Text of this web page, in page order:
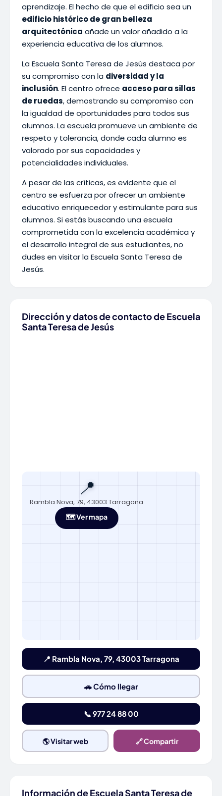
aprendizaje. El hecho de que el edificio sea un
edificio histórico de gran belleza
arquitectónica añade un valor añadido a la
experiencia educativa de los alumnos.
La Escuela Santa Teresa de Jesús destaca por
su compromiso con la diversidad y la
inclusión. El centro ofrece acceso para sillas
de ruedas, demostrando su compromiso con
la igualdad de oportunidades para todos sus
alumnos. La escuela promueve un ambiente de
respeto y tolerancia, donde cada alumno es
valorado por sus capacidades y
potencialidades individuales.
A pesar de las críticas, es evidente que el
centro se esfuerza por ofrecer un ambiente
educativo enriquecedor y estimulante para sus
alumnos. Si estás buscando una escuela
comprometida con la excelencia académica y
el desarrollo integral de sus estudiantes, no
dudes en visitar la Escuela Santa Teresa de
Jesús.
Dirección y datos de contacto de Escuela
Santa Teresa de Jesús
📍
Rambla Nova, 79, 43003 Tarragona
🗺️ Ver mapa
📍 Rambla Nova, 79, 43003 Tarragona
🚗 Cómo llegar
📞 977 24 88 00
🌎 Visitar web 🔗 Compartir
Información de Escuela Santa Teresa de